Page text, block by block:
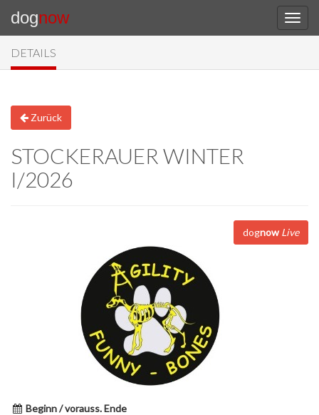
dognow
DETAILS
Zurück
STOCKERAUER WINTER
I/2026
dognow Live
Beginn / vorauss. Ende